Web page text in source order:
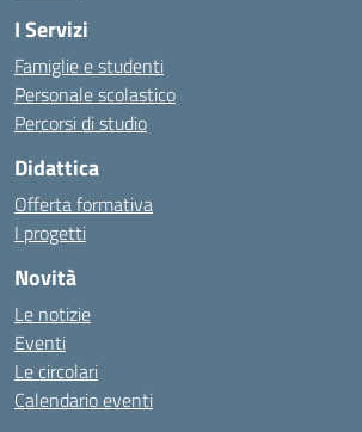
I Servizi
Famiglie e studenti
Personale scolastico
Percorsi di studio
Didattica
Offerta formativa
I progetti
Novità
Le notizie
Eventi
Le circolari
Calendario eventi